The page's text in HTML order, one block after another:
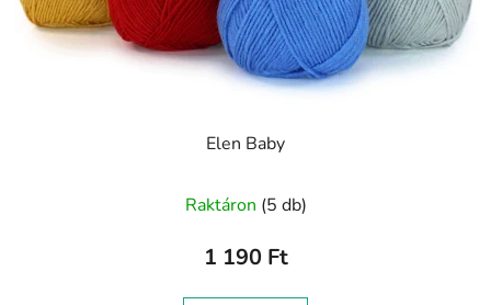
Elen Baby
Raktáron (5 db)
1 190 Ft